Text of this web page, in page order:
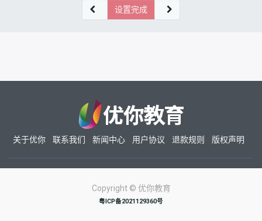
设置完成
关于优你 联系我们 新闻中心 用户协议 退款规则 版权声明
Copyright © 优你教育
粤ICP备2021129360号